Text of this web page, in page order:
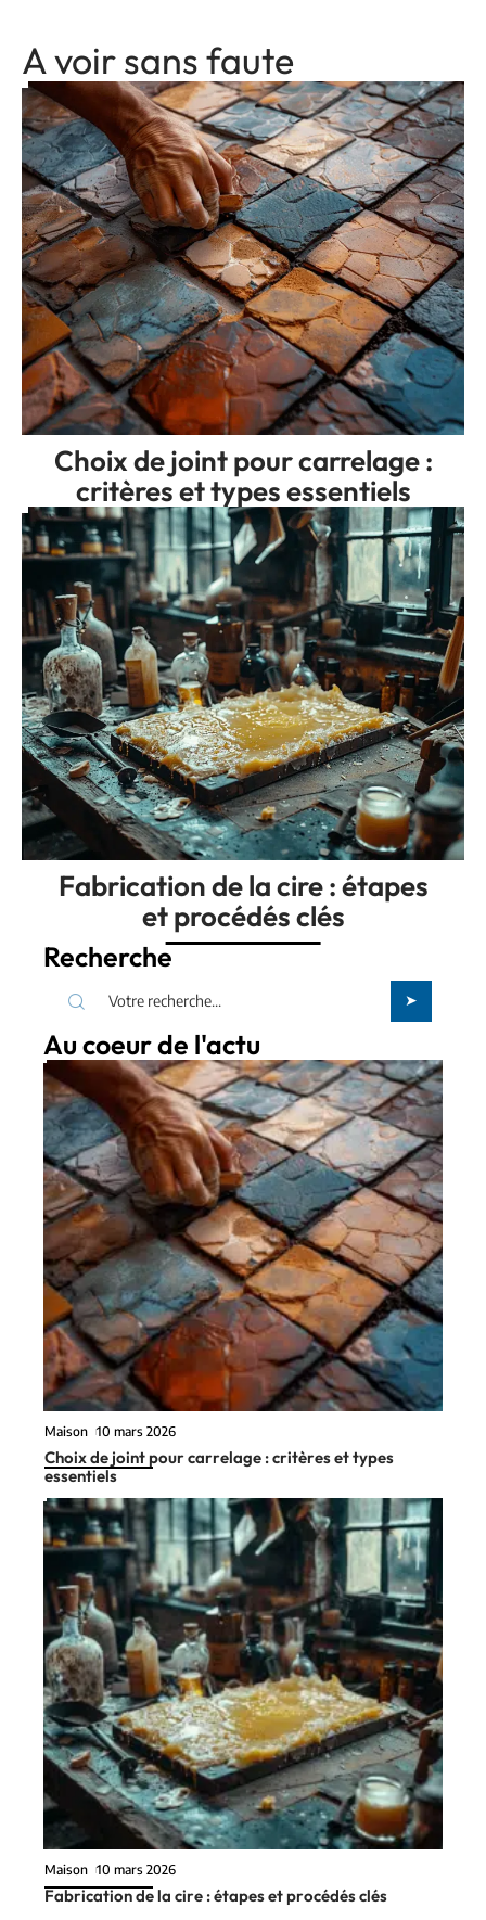
A voir sans faute
Choix de joint pour carrelage :
critères et types essentiels
Fabrication de la cire : étapes
et procédés clés
Recherche
Au coeur de l'actu
Maison 10 mars 2026
Choix de joint pour carrelage : critères et types
essentiels
Maison 10 mars 2026
Fabrication de la cire : étapes et procédés clés